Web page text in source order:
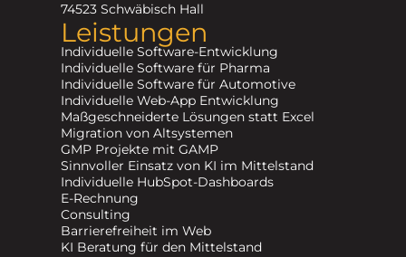
74523 Schwäbisch Hall
Leistungen
Individuelle Software-Entwicklung
Individuelle Software für Pharma
Individuelle Software für Automotive
Individuelle Web-App Entwicklung
Maßgeschneiderte Lösungen statt Excel
Migration von Altsystemen
GMP Projekte mit GAMP
Sinnvoller Einsatz von KI im Mittelstand
Individuelle HubSpot-Dashboards
E-Rechnung
Consulting
Barrierefreiheit im Web
KI Beratung für den Mittelstand